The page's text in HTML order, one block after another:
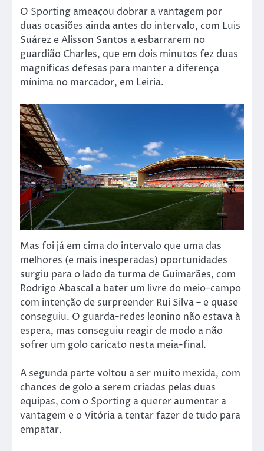
O Sporting ameaçou dobrar a vantagem por
duas ocasiões ainda antes do intervalo, com Luis
Suárez e Alisson Santos a esbarrarem no
guardião Charles, que em dois minutos fez duas
magníficas defesas para manter a diferença
mínima no marcador, em Leiria.
Mas foi já em cima do intervalo que uma das
melhores (e mais inesperadas) oportunidades
surgiu para o lado da turma de Guimarães, com
Rodrigo Abascal a bater um livre do meio-campo
com intenção de surpreender Rui Silva – e quase
conseguiu. O guarda-redes leonino não estava à
espera, mas conseguiu reagir de modo a não
sofrer um golo caricato nesta meia-final.
A segunda parte voltou a ser muito mexida, com
chances de golo a serem criadas pelas duas
equipas, com o Sporting a querer aumentar a
vantagem e o Vitória a tentar fazer de tudo para
empatar.